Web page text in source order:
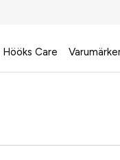
Hööks Care